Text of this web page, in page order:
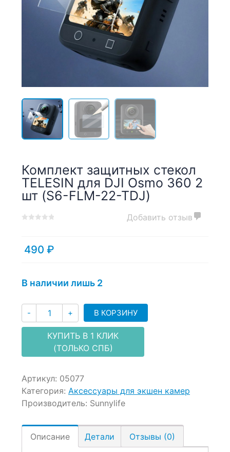
Комплект защитных стекол
TELESIN для DJI Osmo 360 2
шт (S6-FLM-22-TDJ)
based
ratings
Добавить отзыв
490 ₽
В наличии лишь 2
- Количество
+ В КОРЗИНУ
КУПИТЬ В 1 КЛИК
(ТОЛЬКО СПБ)
Артикул: 05077
Категория: Аксессуары для экшен камер
Производитель: Sunnylife
Описание Детали Отзывы (0)